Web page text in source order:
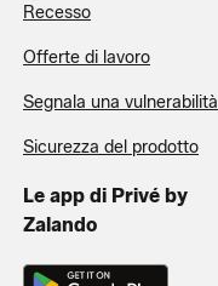
Recesso
Offerte di lavoro
Segnala una vulnerabilità
Sicurezza del prodotto
Le app di Privé by
Zalando